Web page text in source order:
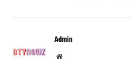
Admin
Website